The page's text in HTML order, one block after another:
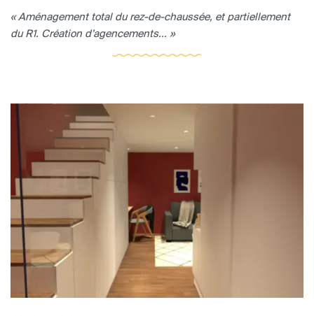
« Aménagement total du rez-de-chaussée, et partiellement
du R1. Création d’agencements... »